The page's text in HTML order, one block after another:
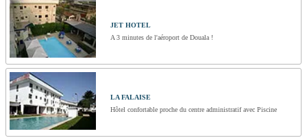
JET HOTEL
A 3 minutes de l'aéroport de Douala !
LA FALAISE
Hôtel confortable proche du centre administratif avec Piscine